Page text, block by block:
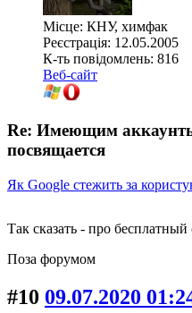
Місце: КНУ, химфак
Реєстрація: 12.05.2005
К-ть повідомлень: 816
Веб-сайт
Re: Имеющим
посвящается
Як Google стежить за
Так сказать - про
Поза форумом
#10 09.07.2020